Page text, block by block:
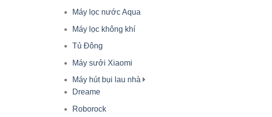
Máy lọc nước Aqua
Máy lọc không khí
Tủ Đông
Máy sưởi Xiaomi
Máy hút bụi lau nhà
Dreame
Roborock